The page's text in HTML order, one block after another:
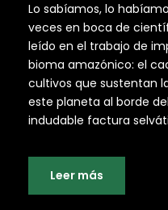
Lo sabíamos, lo
veces en boca de
leído en el trabajo de
bioma amazónico: el
cultivos que sustentan
este planeta al borde
indudable factura
Leer más